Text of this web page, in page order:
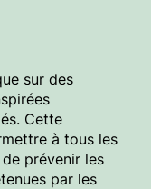
sur des
Cette
à tous les
prévenir les
par les